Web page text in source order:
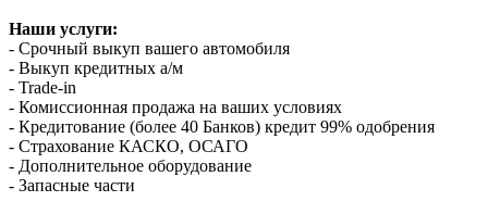
Наши услуги:
- Срочный выкуп вашего автомобиля
- Выкуп кредитных а/м
- Trade-in
- Комиссионная продажа на ваших условиях
- Кредитование (более 40 Банков) кредит 99% одобрения
- Страхование КАСКО, ОСАГО
- Дополнительное оборудование
- Запасные части